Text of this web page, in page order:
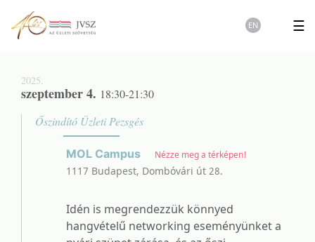
☰
EN
2025.
szeptember 4. 18:30-21:30
Őszindító Üzleti Pezsgés
MOL Campus Nézze meg a térképen!
1117 Budapest, Dombóvári út 28.
Idén is megrendezzük könnyed
hangvételű networking eseményünket a